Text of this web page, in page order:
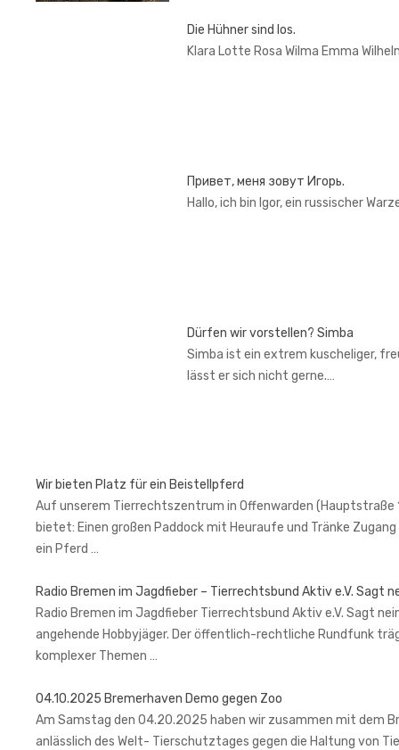
Die Hühner sind los.
Klara Lotte Rosa Wilma Emma
Привет, меня зовут Игорь.
Hallo, ich bin Igor, ein russischer
Dürfen wir vorstellen? Simba
Simba ist ein extrem kuscheliger,
lässt er sich nicht gerne.…
Wir bieten Platz für ein Beistellpferd
Auf unserem Tierrechtszentrum in Offenwarden
bietet: Einen großen Paddock mit Heuraufe und Tränke
ein Pferd …
Radio Bremen im Jagdfieber – Tierrechtsbund Aktiv e.V. Sagt
Radio Bremen im Jagdfieber Tierrechtsbund Aktiv e.V. Sagt
angehende Hobbyjäger. Der öffentlich-rechtliche Rundfunk
komplexer Themen …
04.10.2025 Bremerhaven Demo gegen Zoo
Am Samstag den 04.20.2025 haben wir zusammen mit dem
anlässlich des Welt- Tierschutztages gegen die Haltung von